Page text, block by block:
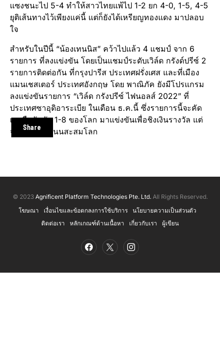
Share
แซงชนะไป 5-4 ทำให้สาวไทยแพ้ไป 1-2 ยก 4-0, 1-5, 4-5
ยุติเส้นทางไว้เพียงแค่นี้ แต่ก็ยังได้เหรียญทองแดง มาปลอบ
ใจ
สำหรับในปีนี้ “น้องเทนนิส” คว้าไปแล้ว 4 แชมป์ จาก 6
รายการ ที่ลงแข่งขัน โดยเป็นแชมป์ระดับเวิล์ด กรังด์ปรีซ์ 2
รายการติดต่อกัน ที่กรุงปารีส ประเทศฝรั่งเศส และที่เมือง
แมนเชสเตอร์ ประเทศอังกฤษ โดย พาณิภัค ยังมีโปรแกรม
ลงแข่งขันรายการ “เวิล์ด กรังปรีซ์ ไฟนอลส์ 2022” ที่
ประเทศซาอุดิอาระเบีย ในเดือน ธ.ค.นี้ ซึ่งรายการนี้จะคัด
เอามืออันดับ 1-8 ของโลก มาแข่งขันเพื่อชิงเงินรางวัล แต่
จะไม่คิดคะแนนสะสมโลก
© 2023 Agnificent Platform Technologies Pte. Ltd.All Rights Reserved.
โฆษณา เงื่อนไขและข้อตกลงการใช้บริการ
นโยบายความเป็นส่วนตัว
ติดต่อเรา
หลักเกณฑ์ด้านเนื้อหา เกี่ยวกับเรา ผู้เขียน